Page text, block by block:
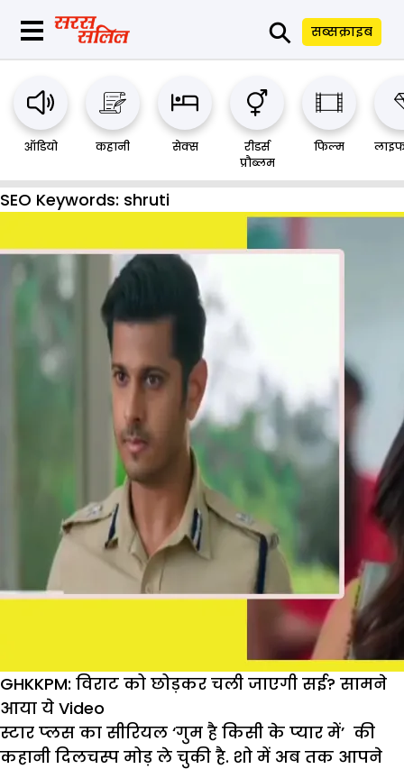
⚲ सब्सक्राइब
ऑडियो कहानी सेक्स
रीडर्स
प्रौब्लम
फिल्म
SEO Keywords: shruti
GHKKPM: विराट को छोड़कर चली जाएगी सई? सामने
आया ये Video
स्टार प्‍लस का सीरियल ‘गुम है किसी के प्‍यार में’ की
कहानी दिलचस्प मोड़ ले चुकी है. शो में अब तक आपने